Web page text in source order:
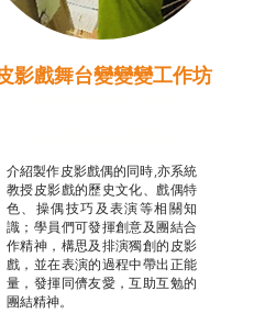
影戲舞台變變變工作坊
介紹製作皮影戲偶的同時,亦系統
教授皮影戲的歷史文化、戲偶特
色、操偶技巧及表演等相關知
識；學員們可發揮創意及團結合
作精神，構思及排演獨創的皮影
戲，並在表演的過程中帶出正能
量，發揮同儕友愛，互助互勉的
團結精神。